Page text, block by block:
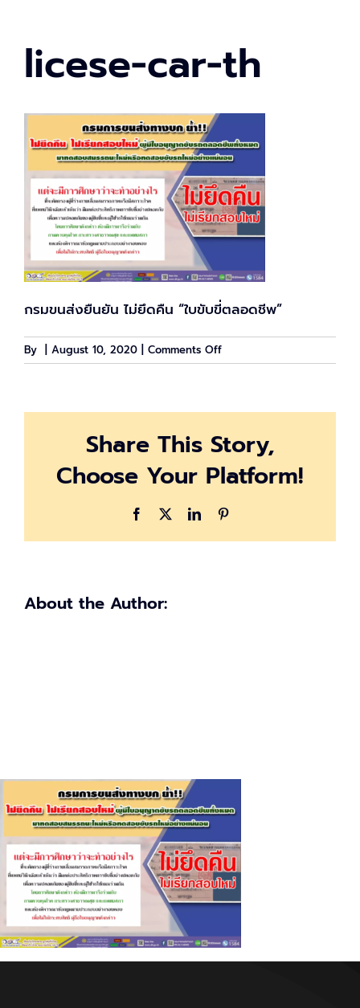
licese-car-th
กรมขนส่งยืนยัน ไม่ยึดคืน “ใบขับขี่ตลอดชีพ”
By August 10, 2020 Comments Offon
licese-
Share This Story,
Choose Your Platform!
Facebook LinkedIn
About the Author: